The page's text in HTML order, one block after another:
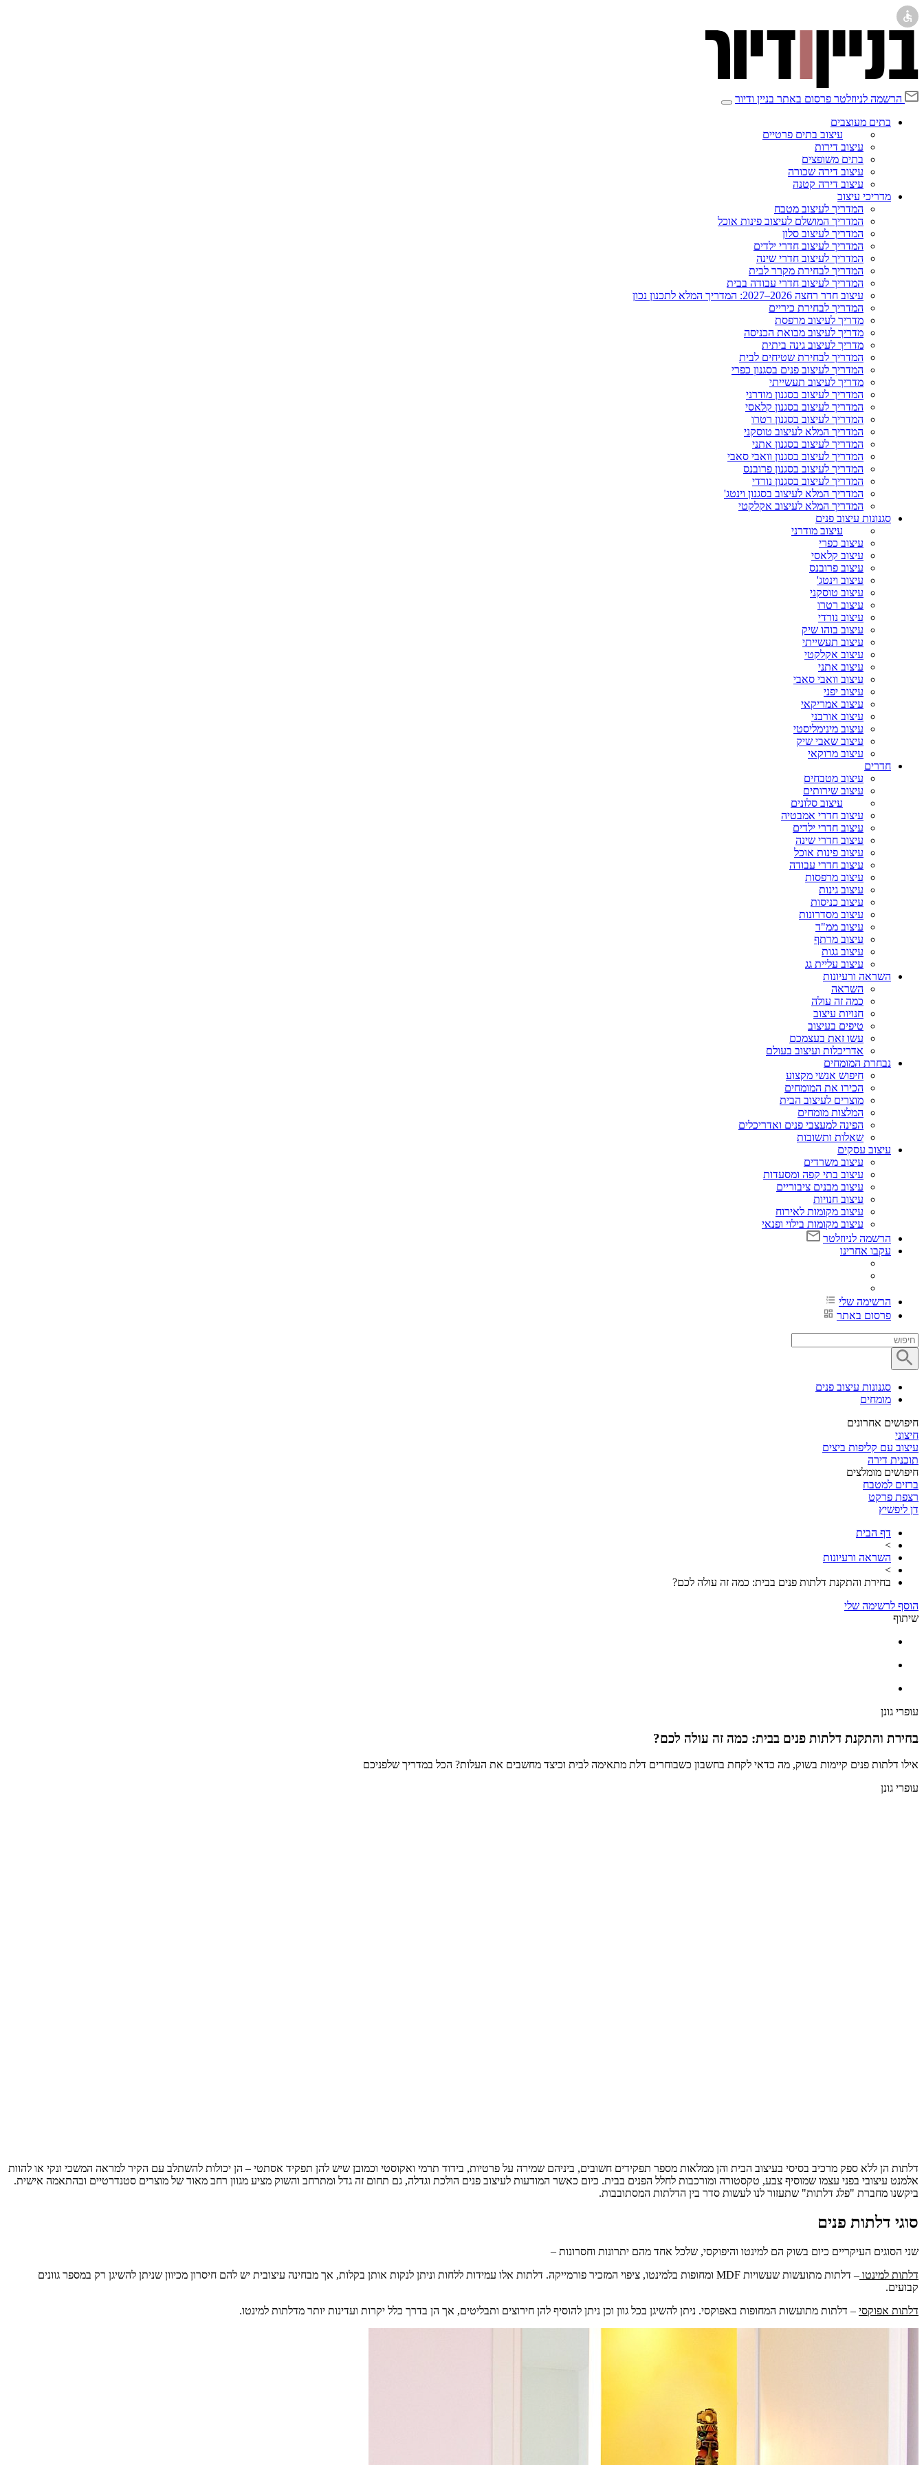
הרשמה לניוזלטר פרסום באתר בניין ודיור
בתים מעוצבים
עיצוב בתים פרטיים
עיצוב דירות
בתים משופצים
עיצוב דירה שכורה
עיצוב דירה קטנה
מדריכי עיצוב
המדריך לעיצוב מטבח
המדריך המושלם לעיצוב פינות אוכל
המדריך לעיצוב סלון
המדריך לעיצוב חדרי ילדים
המדריך לעיצוב חדרי שינה
המדריך לבחירת מקרר לבית
המדריך לעיצוב חדרי עבודה בבית
עיצוב חדר רחצה 2026–2027: המדריך המלא לתכנון נכון
המדריך לבחירת כיריים
מדריך לעיצוב מרפסת
מדריך לעיצוב מבואת הכניסה
מדריך לעיצוב גינה ביתית
המדריך לבחירת שטיחים לבית
המדריך לעיצוב פנים בסגנון כפרי
מדריך לעיצוב תעשייתי
המדריך לעיצוב בסגנון מודרני
המדריך לעיצוב בסגנון קלאסי
המדריך לעיצוב בסגנון רטרו
המדריך המלא לעיצוב טוסקני
המדריך לעיצוב בסגנון אתני
המדריך לעיצוב בסגנון וואבי סאבי
המדריך לעיצוב בסגנון פרובנס
המדריך לעיצוב בסגנון נורדי
המדריך המלא לעיצוב בסגנון וינטג'
המדריך המלא לעיצוב אקלקטי
סגנונות עיצוב פנים
עיצוב מודרני
עיצוב כפרי
עיצוב קלאסי
עיצוב פרובנס
עיצוב וינטג'
עיצוב טוסקני
עיצוב רטרו
עיצוב נורדי
עיצוב בוהו שיק
עיצוב תעשייתי
עיצוב אקלקטי
עיצוב אתני
עיצוב וואבי סאבי
עיצוב יפני
עיצוב אמריקאי
עיצוב אורבני
עיצוב מינימליסטי
עיצוב שאבי שיק
עיצוב מרוקאי
חדרים
עיצוב מטבחים
עיצוב שירותים
עיצוב סלונים
עיצוב חדרי אמבטיה
עיצוב חדרי ילדים
עיצוב חדרי שינה
עיצוב פינות אוכל
עיצוב חדרי עבודה
עיצוב מרפסות
עיצוב גינות
עיצוב כניסות
עיצוב מסדרונות
עיצוב ממ"ד
עיצוב מרתף
עיצוב גגות
עיצוב עליית גג
השראה ורעיונות
השראה
כמה זה עולה
חנויות עיצוב
טיפים בעיצוב
עשו זאת בעצמכם
אדריכלות ועיצוב בעולם
נבחרת המומחים
חיפוש אנשי מקצוע
הכירו את המומחים
מוצרים לעיצוב הבית
המלצות מומחים
הפינה למעצבי פנים ואדריכלים
שאלות ותשובות
עיצוב עסקים
עיצוב משרדים
עיצוב בתי קפה ומסעדות
עיצוב מבנים ציבוריים
עיצוב חנויות
עיצוב מקומות לאירוח
עיצוב מקומות בילוי ופנאי
הרשמה לניוזלטר
עקבו אחרינו
הרשימה שלי
פרסום באתר
סגנונות עיצוב פנים
מומחים
חיפושים אחרונים
חיצוני
עיצוב עם קליפות ביצים
תוכנית דירה
חיפושים מומלצים
ברזים למטבח
רצפת פרקט
דן ליפשיץ
דף הבית
>
השראה ורעיונות
>
בחירת והתקנת דלתות פנים בבית: כמה זה עולה לכם?
הוסף לרשימה שלי
שיתוף
עופרי גונן
בחירת והתקנת דלתות פנים בבית: כמה זה עולה לכם?
אילו דלתות פנים קיימות בשוק, מה כדאי לקחת בחשבון כשבוחרים דלת מתאימה לבית וכיצד מחשבים את העלות? הכל במדריך שלפניכם
עופרי גונן
דלתות הן ללא ספק מרכיב בסיסי בעיצוב הבית והן ממלאות מספר תפקידים חשובים, ביניהם שמירה על פרטיות, בידוד תרמי ואקוסטי וכמובן שיש להן תפקיד אסתטי – הן יכולות להשתלב עם הקיר למראה המשכי ונקי או להוות
אלמנט עיצובי בפני עצמו שמוסיף צבע, טקסטורה ומורכבות לחלל הפנים בבית. כיום כאשר המודעות לעיצוב פנים הולכת וגדלה, גם תחום זה גדל ומתרחב והשוק מציע מגוון רחב מאוד של מוצרים סטנדרטיים ובהתאמה אישית.
ביקשנו מחברת "פלג דלתות" שתעזור לנו לעשות סדר בין הדלתות המסתובבות.
סוגי דלתות פנים
שני הסוגים העיקריים כיום בשוק הם למינטו והיפוקסי, שלכל אחד מהם יתרונות וחסרונות –
דלתות למינטו – דלתות מתועשות שעשויות MDF ומחופות בלמינטו, ציפוי המזכיר פורמייקה. דלתות אלו עמידות ללחות וניתן לנקות אותן בקלות, אך מבחינה עיצובית יש להם חיסרון מכיוון שניתן להשיגן רק במספר גוונים
קבועים.
דלתות אפוקסי – דלתות מתועשות המחופות באפוקסי. ניתן להשיגן בכל גוון וכן ניתן להוסיף להן חירוצים ותבליטים, אך הן בדרך כלל יקרות ועדינות יותר מדלתות למינטו.